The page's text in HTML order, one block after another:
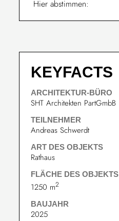
Hier abstimmen:
KEYFACTS
ARCHITEKTUR-BÜRO
SHT Architekten PartGmbB
TEILNEHMER
Andreas Schwerdt
ART DES OBJEKTS
Rathaus
FLÄCHE DES OBJEKTS
1250 m2
BAUJAHR
2025